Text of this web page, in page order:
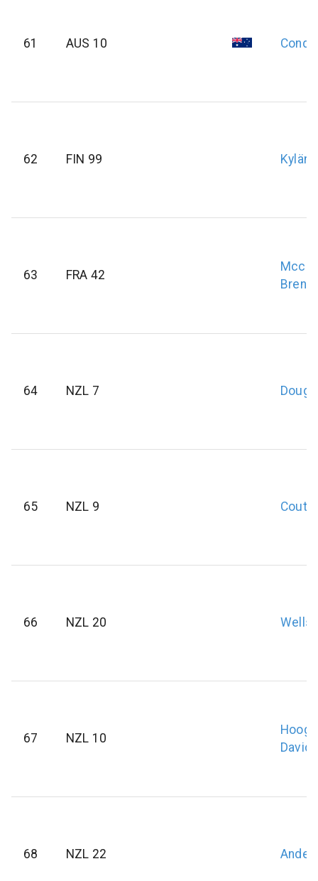
61 AUS 10
62 FIN 99
63 FRA 42
64 NZL 7
65 NZL 9
66 NZL 20 Wells
67 NZL 10
David
68 NZL 22